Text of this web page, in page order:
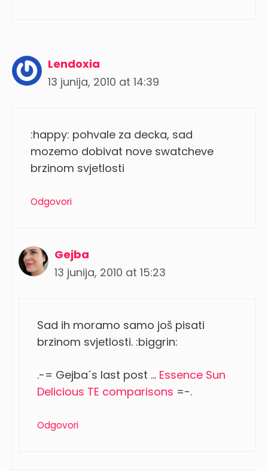
Lendoxia
13 junija, 2010 at 14:39
:happy: pohvale za decka, sad
mozemo dobivat nove swatcheve
brzinom svjetlosti
Odgovori
Gejba
13 junija, 2010 at 15:23
Sad ih moramo samo još pisati
brzinom svjetlosti. :biggrin:
.-= Gejba´s last post … Essence Sun
Delicious TE comparisons =-.
Odgovori